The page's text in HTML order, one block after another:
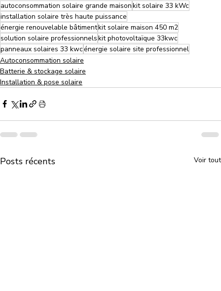
autoconsommation solaire grande maisonkit solaire 33 kWc
installation solaire très haute puissance
énergie renouvelable bâtimentkit solaire maison 450 m2
solution solaire professionnelskit photovoltaïque 33kwc
panneaux solaires 33 kwcénergie solaire site professionnel
Autoconsommation solaire
Batterie & stockage solaire
Installation & pose solaire
Posts récents Voir tout